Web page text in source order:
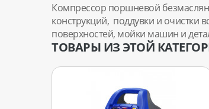
Компрессор поршневой
конструкций, поддувки и очистки
поверхностей, мойки машин и
ТОВАРЫ ИЗ ЭТОЙ